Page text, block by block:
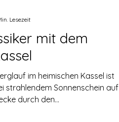
mit dem
im heimischen Kassel ist
strahlendem Sonnenschein auf
durch den...
Lesezeit